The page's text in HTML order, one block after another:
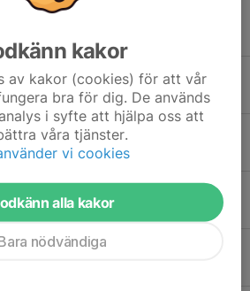
2026
2026
Luft
Luftpistol
kakor
av kakor (cookies) för att vår
bra för dig. De används
i syfte att hjälpa oss att
våra tjänster.
vi cookies
alla kakor
nödvändiga